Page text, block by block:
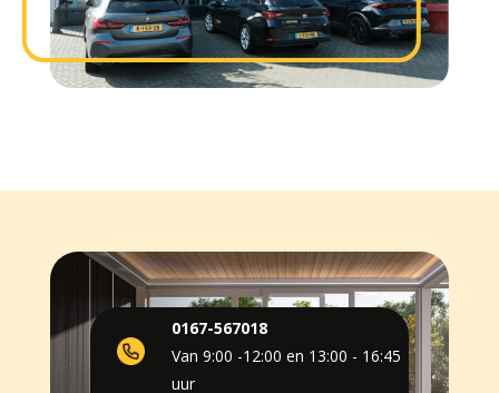
0167-567018
Van 9:00 -12:00 en 13:00 - 16:45
uur